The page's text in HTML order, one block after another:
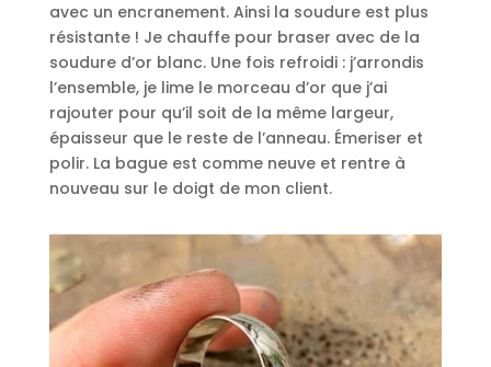
avec un encranement. Ainsi la soudure est plus
résistante ! Je chauffe pour braser avec de la
soudure d’or blanc. Une fois refroidi : j’arrondis
l’ensemble, je lime le morceau d’or que j’ai
rajouter pour qu’il soit de la même largeur,
épaisseur que le reste de l’anneau. Émeriser et
polir. La bague est comme neuve et rentre à
nouveau sur le doigt de mon client.